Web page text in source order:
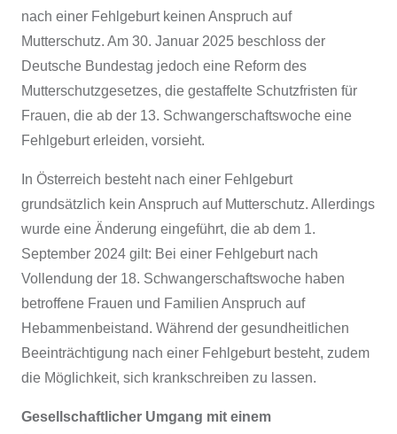
nach einer Fehlgeburt keinen Anspruch auf
Mutterschutz. Am 30. Januar 2025 beschloss der
Deutsche Bundestag jedoch eine Reform des
Mutterschutzgesetzes, die gestaffelte Schutzfristen für
Frauen, die ab der 13. Schwangerschaftswoche eine
Fehlgeburt erleiden, vorsieht.
In Österreich besteht nach einer Fehlgeburt
grundsätzlich kein Anspruch auf Mutterschutz. Allerdings
wurde eine Änderung eingeführt, die ab dem 1.
September 2024 gilt: Bei einer Fehlgeburt nach
Vollendung der 18. Schwangerschaftswoche haben
betroffene Frauen und Familien Anspruch auf
Hebammenbeistand. Während der gesundheitlichen
Beeinträchtigung nach einer Fehlgeburt besteht, zudem
die Möglichkeit, sich krankschreiben zu lassen.
Gesellschaftlicher Umgang mit einem